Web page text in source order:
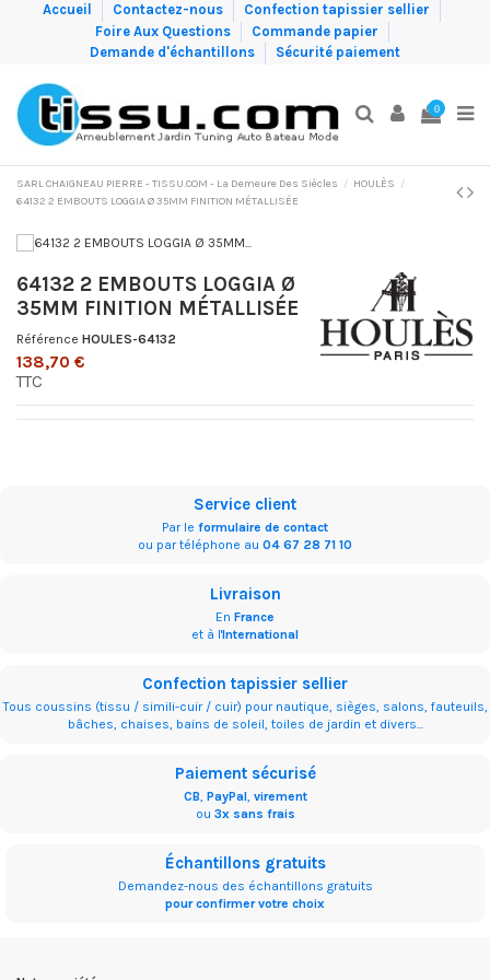
Accueil Contactez-nous
Confection tapissier sellier
Foire Aux Questions
Commande papier
Demande d'échantillons
Sécurité paiement
0
SARL CHAIGNEAU PIERRE - TISSU.COM - La Demeure Des Siècles
HOULÈS
64132 2 EMBOUTS LOGGIA Ø 35MM FINITION MÉTALLISÉE
64132 2 EMBOUTS LOGGIA Ø
35MM FINITION MÉTALLISÉE
Référence HOULES-64132
138,70 €
TTC
Service client
Par le formulaire de contact
ou par téléphone au 04 67 28 71 10
Livraison
En France
et à l'International
Confection tapissier sellier
Tous coussins (tissu / simili-cuir / cuir) pour nautique, sièges, salons, fauteuils,
bâches, chaises, bains de soleil, toiles de jardin et divers...
Paiement sécurisé
CB, PayPal, virement
ou 3x sans frais
Échantillons gratuits
Demandez-nous des échantillons gratuits
pour confirmer votre choix